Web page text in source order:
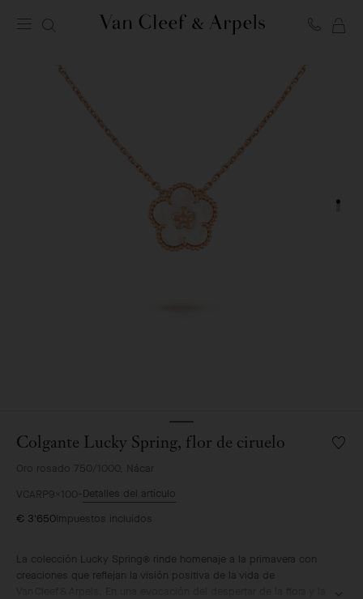
Colgante Lucky Spring, flor de ciruelo
Oro rosado 750/1000, Nácar
Lista
VCARP9X100 Detalles del artículo
€ 3'650Impuestos incluidos
La colección Lucky Spring® rinde homenaje a la primavera con
creaciones que reflejan la visión positiva de la vida de